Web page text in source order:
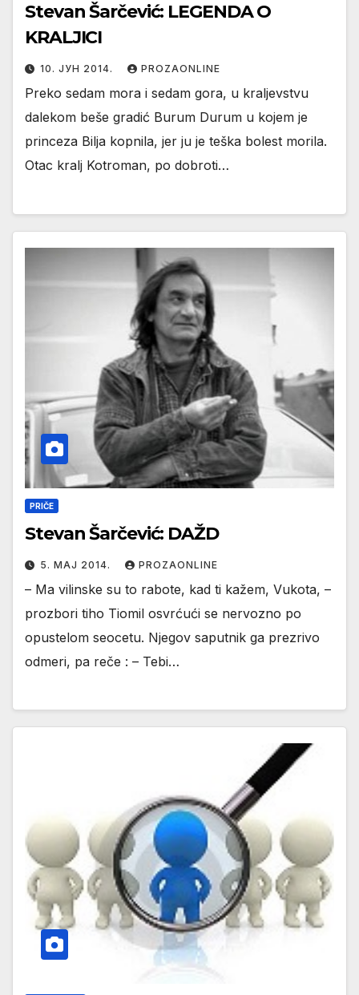
Stevan Šarčević: LEGENDA O
KRALJICI
10. ЈУН 2014. PROZAONLINE
Preko sedam mora i sedam gora, u kraljevstvu
dalekom beše gradić Burum Durum u kojem je
princeza Bilja kopnila, jer ju je teška bolest morila.
Otac kralj Kotroman, po dobroti…
PRIČE
Stevan Šarčević: DAŽD
5. МАЈ 2014. PROZAONLINE
– Ma vilinske su to rabote, kad ti kažem, Vukota, –
prozbori tiho Tiomil osvrćući se nervozno po
opustelom seocetu. Njegov saputnik ga prezrivo
odmeri, pa reče : – Tebi…